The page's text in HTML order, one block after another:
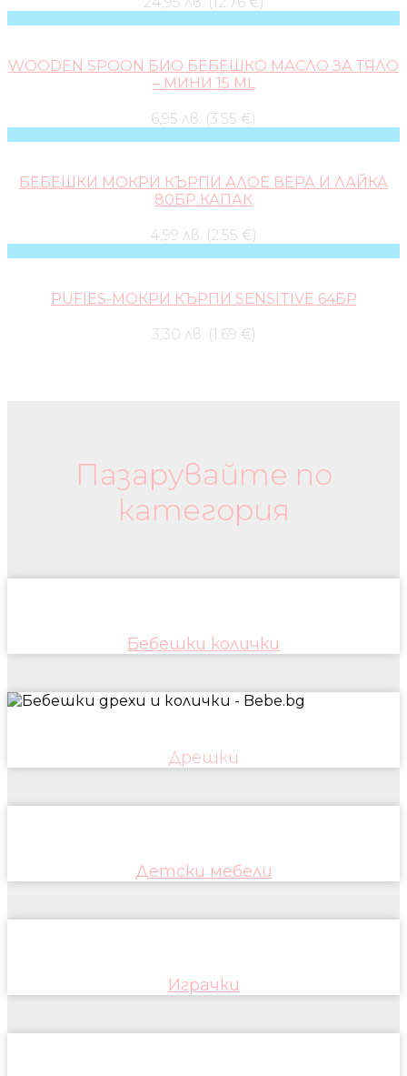
WOODEN SPOON БИО БЕБЕШКО МАСЛО ЗА ТЯЛО
– МИНИ 15 ML
6,95 лв. (3.55 €)
БЕБЕШКИ МОКРИ КЪРПИ АЛОЕ ВЕРА И ЛАЙКА
80БР КАПАК
4,99 лв. (2.55 €)
PUFIES-МОКРИ КЪРПИ SENSITIVE 64БР
3,30 лв. (1.69 €)
Пазарувайте по
категория
Бебешки колички
Дрешки
Детски мебели
Играчки